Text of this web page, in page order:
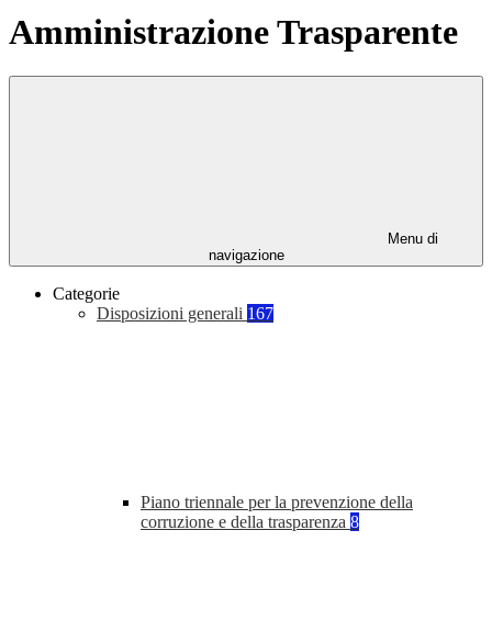
Amministrazione Trasparente
Menu di
navigazione
Categorie
Disposizioni generali 167
Piano triennale per la prevenzione della
corruzione e della trasparenza 8